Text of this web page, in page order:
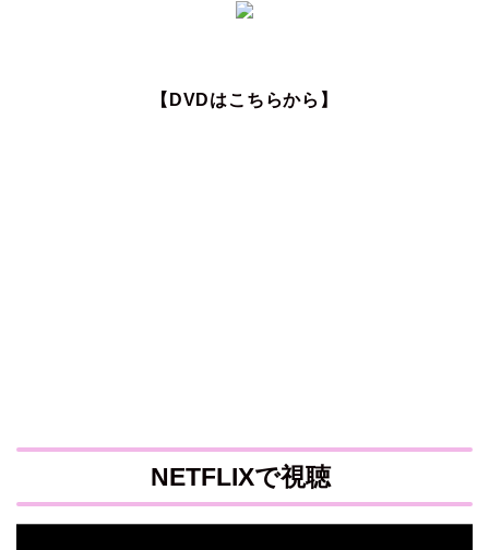
【DVDはこちらから】
NETFLIXで視聴